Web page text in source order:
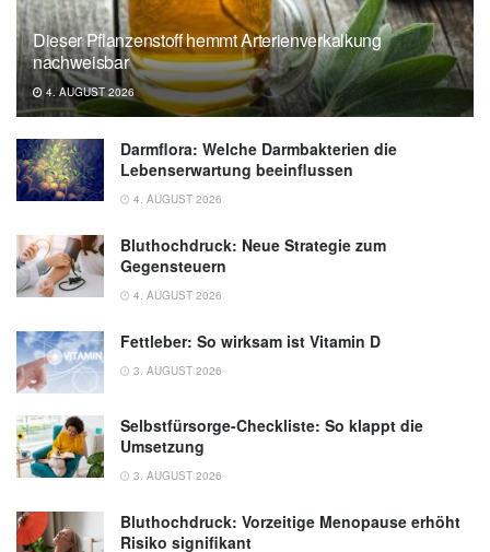
Dieser Pflanzenstoff hemmt Arterienverkalkung
nachweisbar
4. AUGUST 2026
Darmflora: Welche Darmbakterien die
Lebenserwartung beeinflussen
4. AUGUST 2026
Bluthochdruck: Neue Strategie zum
Gegensteuern
4. AUGUST 2026
Fettleber: So wirksam ist Vitamin D
3. AUGUST 2026
Selbstfürsorge-Checkliste: So klappt die
Umsetzung
3. AUGUST 2026
Bluthochdruck: Vorzeitige Menopause erhöht
Risiko signifikant